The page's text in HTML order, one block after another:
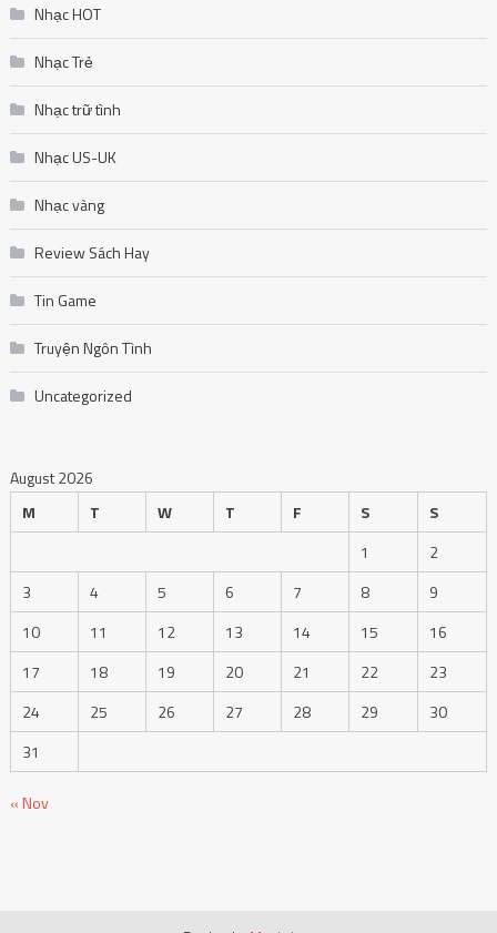
Nhạc HOT
Nhạc Trẻ
Nhạc trữ tình
Nhạc US-UK
Nhạc vàng
Review Sách Hay
Tin Game
Truyện Ngôn Tình
Uncategorized
August 2026
M
T W T F S
S
1
2
3
4 5 6 7 8
9
10
11 12 13 14 15
16
17
18 19 20 21 22
23
24
25 26 27 28 29
30
31
« Nov